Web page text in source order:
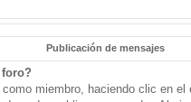
Publicación de mensajes
miembro, haciendo clic en